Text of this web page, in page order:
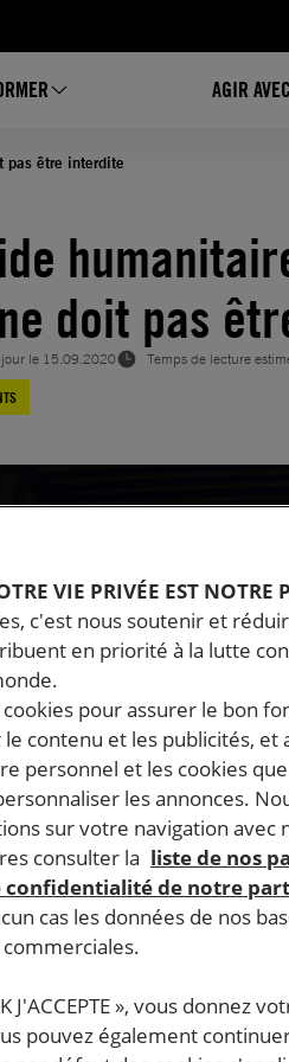
AGIR
pas être interdite
doit pas
le 15.09.2020
Temps de lecture
VIE PRIVÉE EST NOTRE
c'est nous soutenir et
en priorité à la lutte
pour assurer le bon
contenu et les publicités,
personnel et les cookies
les annonces.
sur votre navigation avec
consulter la liste de nos
de notre
cas les données de nos
J'ACCEPTE », vous donnez
pouvez également